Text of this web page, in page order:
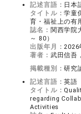
記述言語： 日本
タイトル：学童
育・福祉上の有
誌名： 関西学院
～ 80）
出版年月： 2026
著者： 武田信吾
掲載種別：研究
記述言語：英語
タイトル：
regarding
Activities